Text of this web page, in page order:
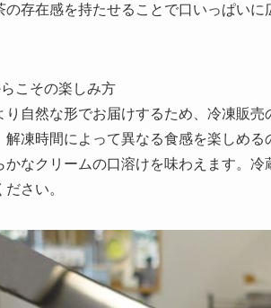
の存在感を持たせることで口いっぱい
こその楽しみ方
自然な形でお届けするため、冷凍販
凍時間によって異なる食感を楽しめ
かなクリームの口溶けを味わえます。
さい。